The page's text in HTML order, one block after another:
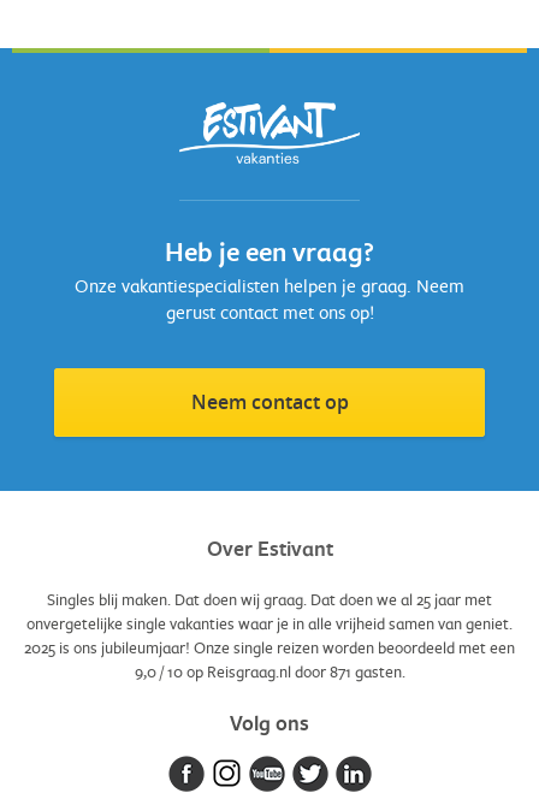
Heb je een vraag?
Onze vakantiespecialisten helpen je graag. Neem
gerust contact met ons op!
Neem contact op
Over Estivant
Singles blij maken. Dat doen wij graag. Dat doen we al 25 jaar met
onvergetelijke single vakanties waar je in alle vrijheid samen van geniet.
2025 is ons jubileumjaar! Onze single reizen worden beoordeeld met een
9,0/10op Reisgraag.nl door871 gasten.
Volg ons